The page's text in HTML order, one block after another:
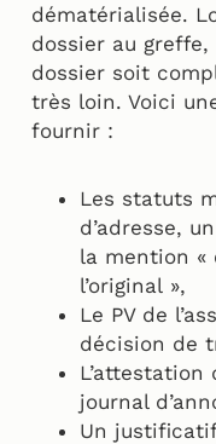
dématérialisée.
dossier au
dossier soit
très loin. Voici
fournir :
Les statuts
d’adresse,
la mention «
l’original »,
Le PV de
décision de
L’attestation
journal
Un